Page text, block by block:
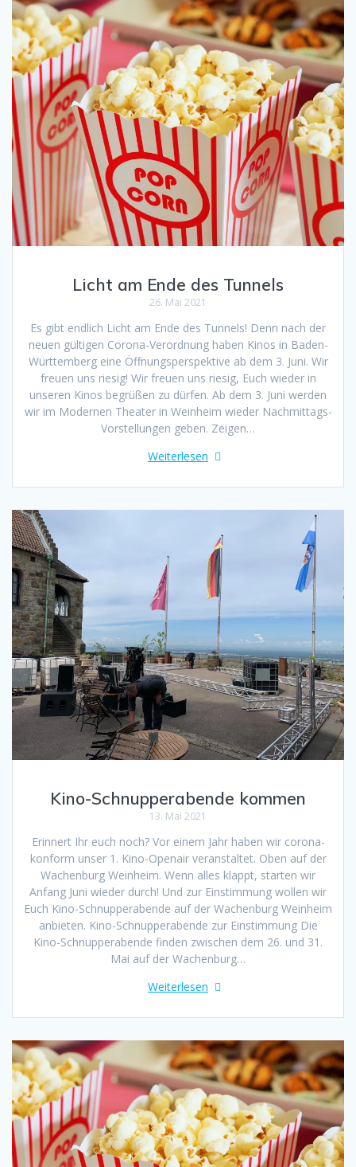
Licht am Ende des Tunnels
26. Mai 2021
Es gibt endlich Licht am Ende des Tunnels! Denn nach der
neuen gültigen Corona-Verordnung haben Kinos in Baden-
Württemberg eine Öffnungsperspektive ab dem 3. Juni. Wir
freuen uns riesig! Wir freuen uns riesig, Euch wieder in
unseren Kinos begrüßen zu dürfen. Ab dem 3. Juni werden
wir im Modernen Theater in Weinheim wieder Nachmittags-
Vorstellungen geben. Zeigen…
Weiterlesen
Kino-Schnupperabende kommen
13. Mai 2021
Erinnert Ihr euch noch? Vor einem Jahr haben wir corona-
konform unser 1. Kino-Openair veranstaltet. Oben auf der
Wachenburg Weinheim. Wenn alles klappt, starten wir
Anfang Juni wieder durch! Und zur Einstimmung wollen wir
Euch Kino-Schnupperabende auf der Wachenburg Weinheim
anbieten. Kino-Schnupperabende zur Einstimmung Die
Kino-Schnupperabende finden zwischen dem 26. und 31.
Mai auf der Wachenburg…
Weiterlesen